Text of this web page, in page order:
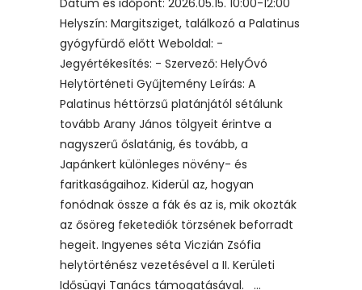
Dátum és időpont: 2026.05.15. 10:00-12:00
Helyszín: Margitsziget, találkozó a Palatinus
gyógyfürdő előtt Weboldal: -
Jegyértékesítés: - Szervező: HelyÓvó
Helytörténeti Gyűjtemény Leírás: A
Palatinus héttörzsű platánjától sétálunk
tovább Arany János tölgyeit érintve a
nagyszerű őslatánig, és tovább, a
Japánkert különleges növény- és
faritkaságaihoz. Kiderül az, hogyan
fonódnak össze a fák és az is, mik okozták
az ősöreg feketediók törzsének beforradt
hegeit. Ingyenes séta Viczián Zsófia
helytörténész vezetésével a II. Kerületi
Idősügyi Tanács támogatásával.